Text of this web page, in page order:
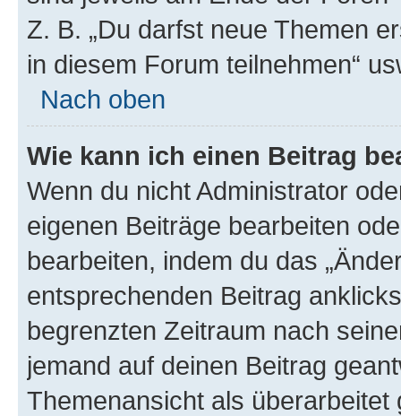
Z. B. „Du darfst neue Themen
in diesem Forum teilnehmen“
Nach oben
Wie kann ich einen Beitrag
Wenn du nicht Administrator
eigenen Beiträge bearbeiten
bearbeiten, indem du das
entsprechenden Beitrag
begrenzten Zeitraum nach
jemand auf deinen Beitrag
Themenansicht als